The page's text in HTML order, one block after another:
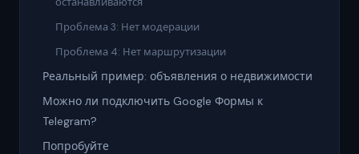
Проблема 3: Нет модерации
Проблема 4: Нет маршрутизации
Реальный пример: объявления о недвижимости
Можно ли подключить Google Формы к
Telegram?
Попробуйте